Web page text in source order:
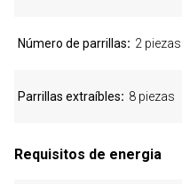
Número de parrillas 2 piezas
Parrillas extraíbles 8 piezas
Requisitos de energia